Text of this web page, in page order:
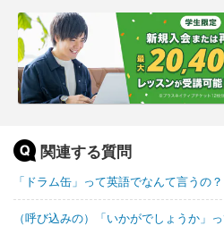
関連する質問
「ドラム缶」って英語でなんて言うの？
（呼び込みの）「いかがでしょうか」